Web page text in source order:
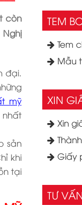
còn
đại.
mỹ
sản
khi
tại
TEM
Tem
Mẫu
XIN
Xin
Giấy
TƯ